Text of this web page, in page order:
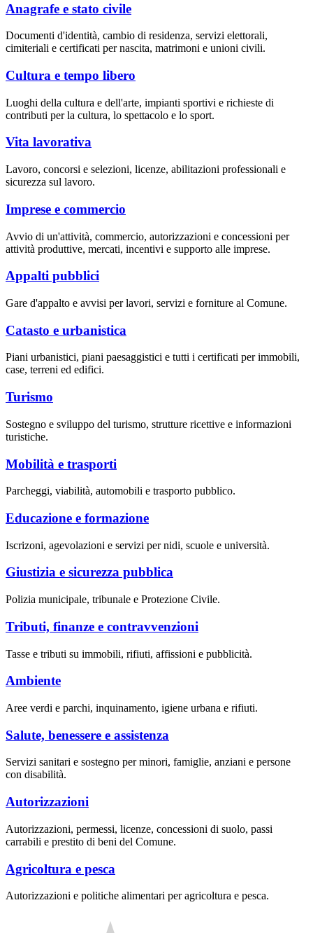
Anagrafe e stato civile
Documenti d'identità, cambio di residenza, servizi elettorali,
cimiteriali e certificati per nascita, matrimoni e unioni civili.
Cultura e tempo libero
Luoghi della cultura e dell'arte, impianti sportivi e richieste di
contributi per la cultura, lo spettacolo e lo sport.
Vita lavorativa
Lavoro, concorsi e selezioni, licenze, abilitazioni professionali e
sicurezza sul lavoro.
Imprese e commercio
Avvio di un'attività, commercio, autorizzazioni e concessioni per
attività produttive, mercati, incentivi e supporto alle imprese.
Appalti pubblici
Gare d'appalto e avvisi per lavori, servizi e forniture al Comune.
Catasto e urbanistica
Piani urbanistici, piani paesaggistici e tutti i certificati per immobili,
case, terreni ed edifici.
Turismo
Sostegno e sviluppo del turismo, strutture ricettive e informazioni
turistiche.
Mobilità e trasporti
Parcheggi, viabilità, automobili e trasporto pubblico.
Educazione e formazione
Iscrizoni, agevolazioni e servizi per nidi, scuole e università.
Giustizia e sicurezza pubblica
Polizia municipale, tribunale e Protezione Civile.
Tributi, finanze e contravvenzioni
Tasse e tributi su immobili, rifiuti, affissioni e pubblicità.
Ambiente
Aree verdi e parchi, inquinamento, igiene urbana e rifiuti.
Salute, benessere e assistenza
Servizi sanitari e sostegno per minori, famiglie, anziani e persone
con disabilità.
Autorizzazioni
Autorizzazioni, permessi, licenze, concessioni di suolo, passi
carrabili e prestito di beni del Comune.
Agricoltura e pesca
Autorizzazioni e politiche alimentari per agricoltura e pesca.